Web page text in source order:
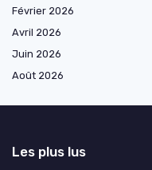
Février 2026
Avril 2026
Juin 2026
Août 2026
Les plus lus